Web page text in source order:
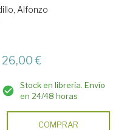
Alfonzo
26,00 €
Stock en librería. Envío
en 24/48 horas
COMPRAR